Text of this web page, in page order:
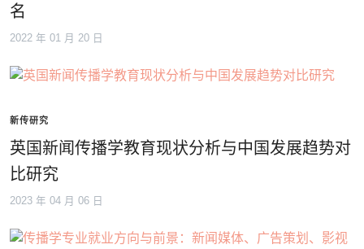
名
2022 年 01 月 20 日
新传研究
英国新闻传播学教育现状分析与中国发展趋势对
比研究
2023 年 04 月 06 日